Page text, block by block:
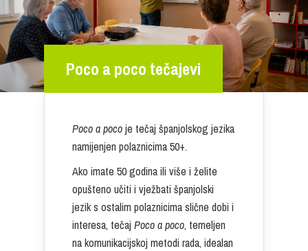
Poco a poco tečajevi
Poco a pocoje tečaj španjolskog jezika
namijenjen polaznicima 50+.
Ako imate 50 godina ili više i želite
opušteno učiti i vježbati španjolski
jezik s ostalim polaznicima slične dobi i
interesa, tečaj Poco a poco, temeljen
na komunikacijskoj metodi rada, idealan